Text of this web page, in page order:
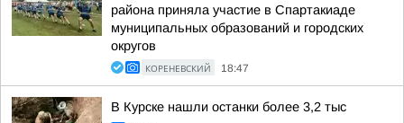
района приняла участие в Спартакиаде
муниципальных образований и городских
округов
КОРЕНЕВСКИЙ 18:47
В Курске нашли останки более 3,2 тыс